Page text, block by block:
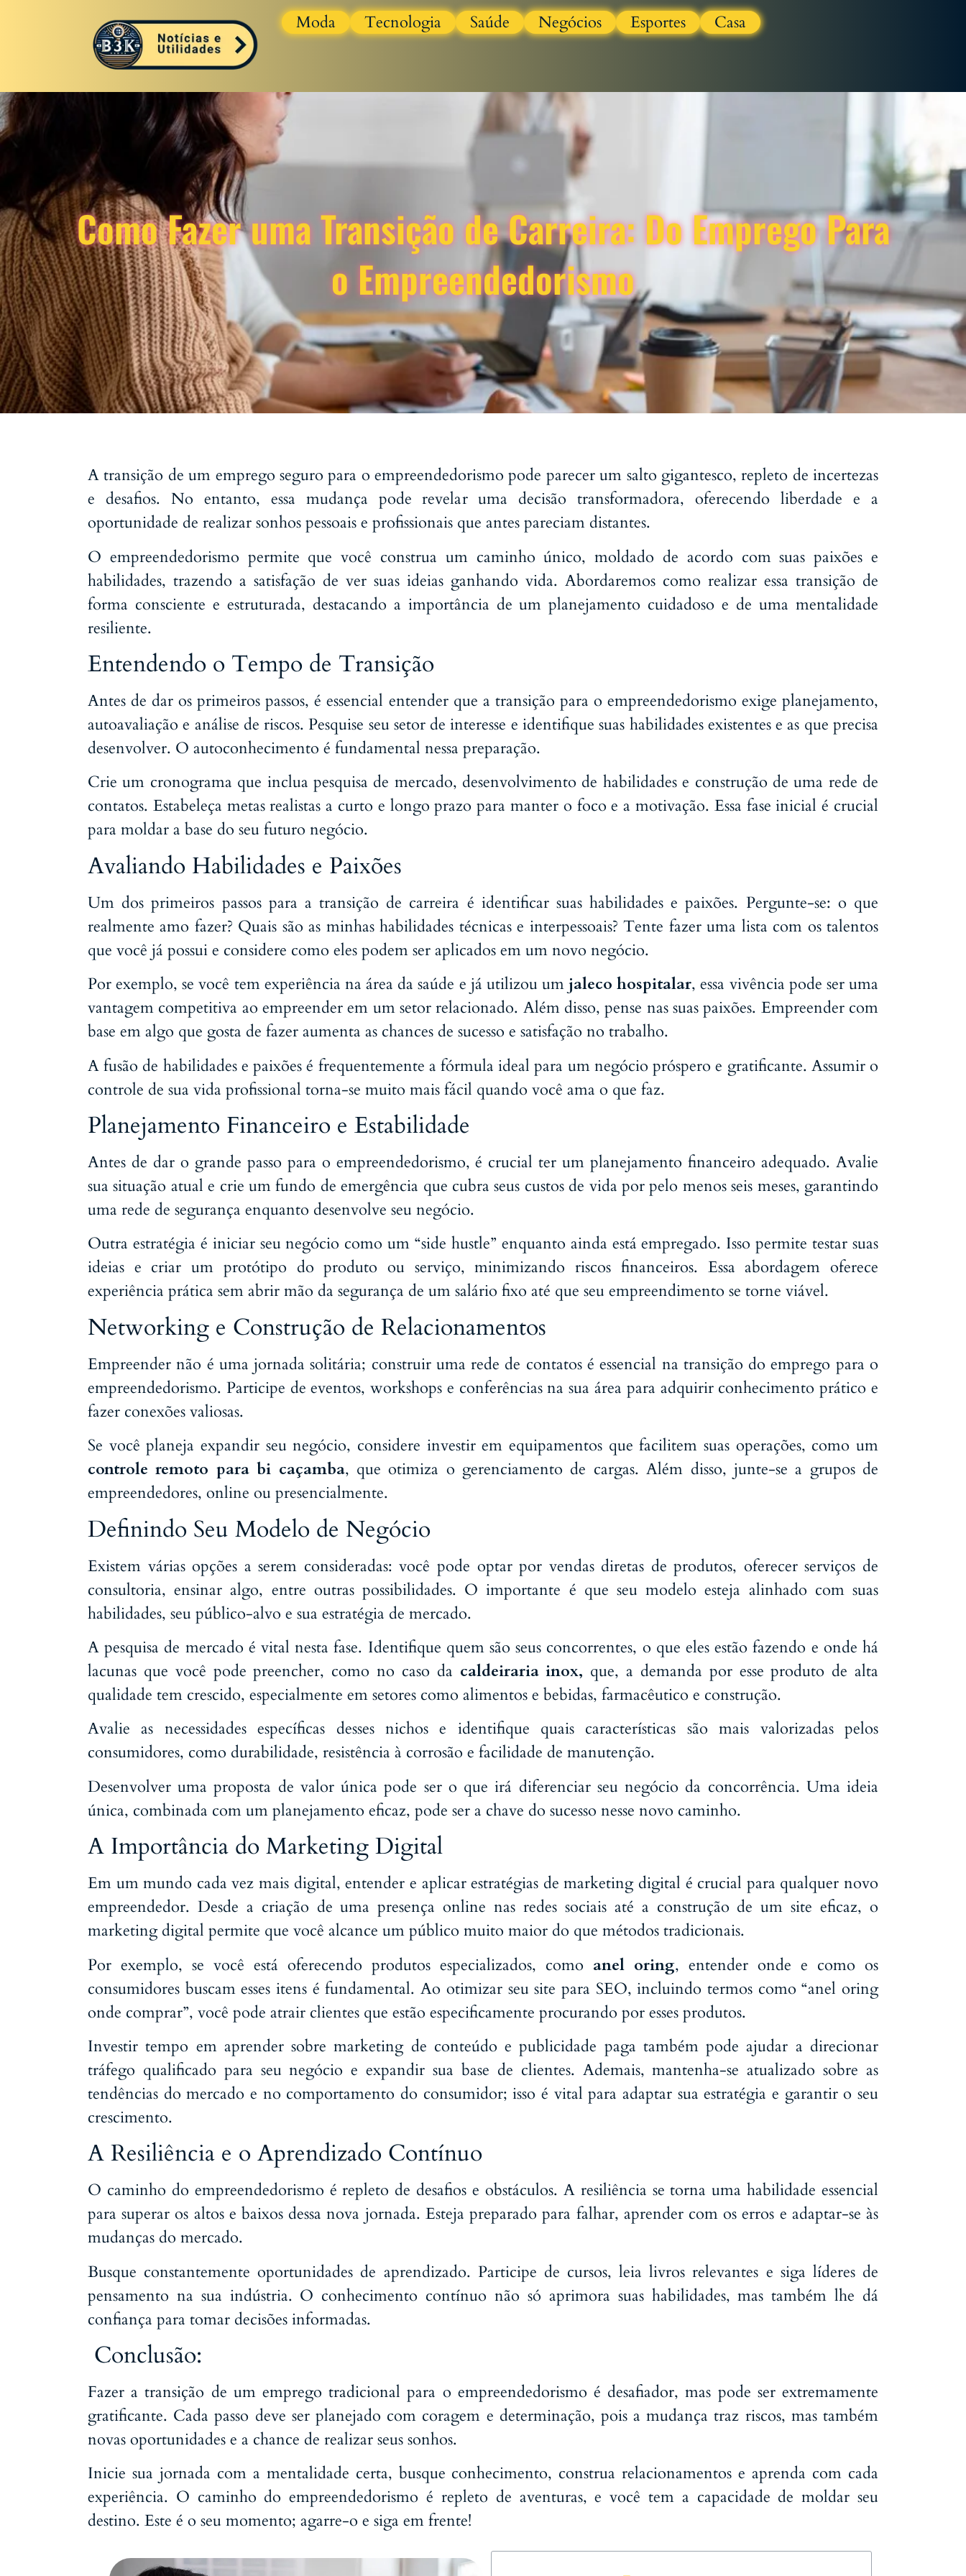
Moda Tecnologia Saúde Negócios Esportes Casa
Como Fazer uma Transição de Carreira: Do Emprego Para
o Empreendedorismo
A transição de um emprego seguro para o empreendedorismo pode parecer um salto gigantesco, repleto de incertezas
e desafios. No entanto, essa mudança pode revelar uma decisão transformadora, oferecendo liberdade e a
oportunidade de realizar sonhos pessoais e profissionais que antes pareciam distantes.
O empreendedorismo permite que você construa um caminho único, moldado de acordo com suas paixões e
habilidades, trazendo a satisfação de ver suas ideias ganhando vida. Abordaremos como realizar essa transição de
forma consciente e estruturada, destacando a importância de um planejamento cuidadoso e de uma mentalidade
resiliente.
Entendendo o Tempo de Transição
Antes de dar os primeiros passos, é essencial entender que a transição para o empreendedorismo exige planejamento,
autoavaliação e análise de riscos. Pesquise seu setor de interesse e identifique suas habilidades existentes e as que precisa
desenvolver. O autoconhecimento é fundamental nessa preparação.
Crie um cronograma que inclua pesquisa de mercado, desenvolvimento de habilidades e construção de uma rede de
contatos. Estabeleça metas realistas a curto e longo prazo para manter o foco e a motivação. Essa fase inicial é crucial
para moldar a base do seu futuro negócio.
Avaliando Habilidades e Paixões
Um dos primeiros passos para a transição de carreira é identificar suas habilidades e paixões. Pergunte-se: o que
realmente amo fazer? Quais são as minhas habilidades técnicas e interpessoais? Tente fazer uma lista com os talentos
que você já possui e considere como eles podem ser aplicados em um novo negócio.
Por exemplo, se você tem experiência na área da saúde e já utilizou um jaleco hospitalar, essa vivência pode ser uma
vantagem competitiva ao empreender em um setor relacionado. Além disso, pense nas suas paixões. Empreender com
base em algo que gosta de fazer aumenta as chances de sucesso e satisfação no trabalho.
A fusão de habilidades e paixões é frequentemente a fórmula ideal para um negócio próspero e gratificante. Assumir o
controle de sua vida profissional torna-se muito mais fácil quando você ama o que faz.
Planejamento Financeiro e Estabilidade
Antes de dar o grande passo para o empreendedorismo, é crucial ter um planejamento financeiro adequado. Avalie
sua situação atual e crie um fundo de emergência que cubra seus custos de vida por pelo menos seis meses, garantindo
uma rede de segurança enquanto desenvolve seu negócio.
Outra estratégia é iniciar seu negócio como um “side hustle” enquanto ainda está empregado. Isso permite testar suas
ideias e criar um protótipo do produto ou serviço, minimizando riscos financeiros. Essa abordagem oferece
experiência prática sem abrir mão da segurança de um salário fixo até que seu empreendimento se torne viável.
Networking e Construção de Relacionamentos
Empreender não é uma jornada solitária; construir uma rede de contatos é essencial na transição do emprego para o
empreendedorismo. Participe de eventos, workshops e conferências na sua área para adquirir conhecimento prático e
fazer conexões valiosas.
Se você planeja expandir seu negócio, considere investir em equipamentos que facilitem suas operações, como um
controle remoto para bi caçamba, que otimiza o gerenciamento de cargas. Além disso, junte-se a grupos de
empreendedores, online ou presencialmente.
Definindo Seu Modelo de Negócio
Existem várias opções a serem consideradas: você pode optar por vendas diretas de produtos, oferecer serviços de
consultoria, ensinar algo, entre outras possibilidades. O importante é que seu modelo esteja alinhado com suas
habilidades, seu público-alvo e sua estratégia de mercado.
A pesquisa de mercado é vital nesta fase. Identifique quem são seus concorrentes, o que eles estão fazendo e onde há
lacunas que você pode preencher, como no caso da caldeiraria inox, que, a demanda por esse produto de alta
qualidade tem crescido, especialmente em setores como alimentos e bebidas, farmacêutico e construção.
Avalie as necessidades específicas desses nichos e identifique quais características são mais valorizadas pelos
consumidores, como durabilidade, resistência à corrosão e facilidade de manutenção.
Desenvolver uma proposta de valor única pode ser o que irá diferenciar seu negócio da concorrência. Uma ideia
única, combinada com um planejamento eficaz, pode ser a chave do sucesso nesse novo caminho.
A Importância do Marketing Digital
Em um mundo cada vez mais digital, entender e aplicar estratégias de marketing digital é crucial para qualquer novo
empreendedor. Desde a criação de uma presença online nas redes sociais até a construção de um site eficaz, o
marketing digital permite que você alcance um público muito maior do que métodos tradicionais.
Por exemplo, se você está oferecendo produtos especializados, como anel oring, entender onde e como os
consumidores buscam esses itens é fundamental. Ao otimizar seu site para SEO, incluindo termos como “anel oring
onde comprar”, você pode atrair clientes que estão especificamente procurando por esses produtos.
Investir tempo em aprender sobre marketing de conteúdo e publicidade paga também pode ajudar a direcionar
tráfego qualificado para seu negócio e expandir sua base de clientes. Ademais, mantenha-se atualizado sobre as
tendências do mercado e no comportamento do consumidor; isso é vital para adaptar sua estratégia e garantir o seu
crescimento.
A Resiliência e o Aprendizado Contínuo
O caminho do empreendedorismo é repleto de desafios e obstáculos. A resiliência se torna uma habilidade essencial
para superar os altos e baixos dessa nova jornada. Esteja preparado para falhar, aprender com os erros e adaptar-se às
mudanças do mercado.
Busque constantemente oportunidades de aprendizado. Participe de cursos, leia livros relevantes e siga líderes de
pensamento na sua indústria. O conhecimento contínuo não só aprimora suas habilidades, mas também lhe dá
confiança para tomar decisões informadas.
Conclusão:
Fazer a transição de um emprego tradicional para o empreendedorismo é desafiador, mas pode ser extremamente
gratificante. Cada passo deve ser planejado com coragem e determinação, pois a mudança traz riscos, mas também
novas oportunidades e a chance de realizar seus sonhos.
Inicie sua jornada com a mentalidade certa, busque conhecimento, construa relacionamentos e aprenda com cada
experiência. O caminho do empreendedorismo é repleto de aventuras, e você tem a capacidade de moldar seu
destino. Este é o seu momento; agarre-o e siga em frente!